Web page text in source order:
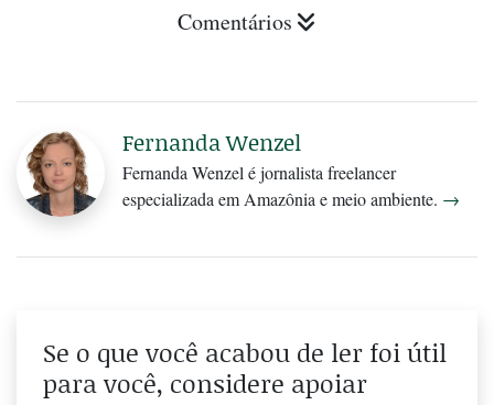
Comentários
Fernanda Wenzel
Fernanda Wenzel é jornalista freelancer
especializada em Amazônia e meio ambiente. →
Se o que você acabou de ler foi útil
para você, considere apoiar